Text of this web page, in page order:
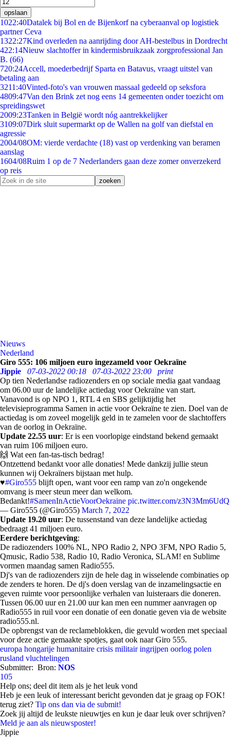
opslaan
1022:40Datalek bij Bol en de Bijenkorf na cyberaanval op logistiek
partner Ceva
1322:27Kind overleden na aanrijding door AH-bestelbus in Dordrecht
422:14Nieuw slachtoffer in kindermisbruikzaak zorgprofessional Jan
B. (66)
720:24Accell, moederbedrijf Sparta en Batavus, vraagt uitstel van
betaling aan
3211:40Vinted-foto's van vrouwen massaal gedeeld op seksfora
4809:47Van den Brink zet nog eens 14 gemeenten onder toezicht om
spreidingswet
2009:23Tanken in België wordt nóg aantrekkelijker
3109:07Dirk sluit supermarkt op de Wallen na golf van diefstal en
agressie
2004/08OM: vierde verdachte (18) vast op verdenking van beramen
aanslag
1604/08Ruim 1 op de 7 Nederlanders gaan deze zomer onverzekerd
op reis
Nieuws
Nederland
Giro 555: 106 miljoen euro ingezameld voor Oekraïne
Jippie
07-03-2022 00:18 07-03-2022 23:00
print
Op tien Nederlandse radiozenders en op sociale media gaat vandaag
om 06.00 uur de landelijke actiedag voor Oekraïne van start.
Vanavond is op NPO 1, RTL 4 en SBS gelijktijdig het
televisieprogramma Samen in actie voor Oekraïne te zien. Doel van de
actiedag is om zoveel mogelijk geld in te zamelen voor de slachtoffers
van de oorlog in Oekraïne.
Update 22.55 uur: Er is een voorlopige eindstand bekend gemaakt
van ruim 106 miljoen euro.
🙌 Wat een fan-tas-tisch bedrag!
Ontzettend bedankt voor alle donaties! Mede dankzij jullie steun
kunnen wij Oekraïners bijstaan met hulp.
♥️#Giro555 blijft open, want voor een ramp van zo'n ongekende
omvang is meer steun meer dan welkom.
Bedankt!#SamenInActieVoorOekraine pic.twitter.com/z3N3Mm6UdQ
— Giro555 (@Giro555) March 7, 2022
Update 19.20 uur: De tussenstand van deze landelijke actiedag
bedraagt 41 miljoen euro.
Eerdere berichtgeving:
De radiozenders 100% NL, NPO Radio 2, NPO 3FM, NPO Radio 5,
Qmusic, Radio 538, Radio 10, Radio Veronica, SLAM! en Sublime
vormen maandag samen Radio555.
Dj's van de radiozenders zijn de hele dag in wisselende combinaties op
de zenders te horen. De dj's doen verslag van de inzamelingsactie en
geven ruimte voor persoonlijke verhalen van luisteraars die doneren.
Tussen 06.00 uur en 21.00 uur kan men een nummer aanvragen op
Radio555 in ruil voor een donatie of een donatie geven via de website
radio555.nl.
De opbrengst van de reclameblokken, die gevuld worden met speciaal
voor deze actie gemaakte spotjes, gaat ook naar Giro 555.
europa hongarije humanitaire crisis militair ingrijpen oorlog polen
rusland vluchtelingen
Submitter: Bron: NOS
105
Help ons; deel dit item als je het leuk vond
Heb je een leuk of interessant bericht gevonden dat je graag op FOK!
terug ziet? Tip ons dan via de submit!
Zoek jij altijd de leukste nieuwtjes en kun je daar leuk over schrijven?
Meld je aan als nieuwsposter!
Jippie